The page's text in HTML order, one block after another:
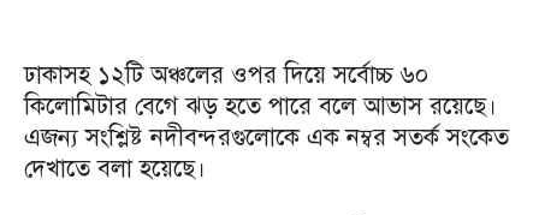
ঢাকাসহ ১২টি অঞ্চলের ওপর দিয়ে সর্বোচ্চ ৬০
কিলোমিটার বেগে ঝড় হতে পারে বলে আভাস রয়েছে।
এজন্য সংশ্লিষ্ট নদীবন্দরগুলোকে এক নম্বর সতর্ক সংকেত
দেখাতে বলা হয়েছে।